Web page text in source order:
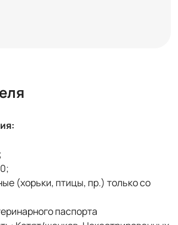
(хорьки, птицы, пр.) только со
паспорта